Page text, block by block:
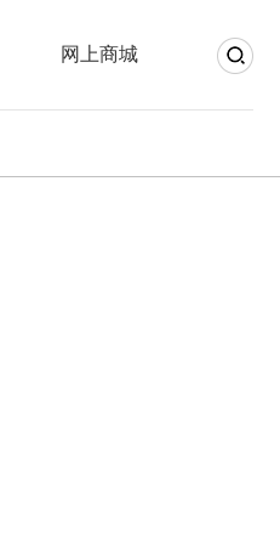
网上商城